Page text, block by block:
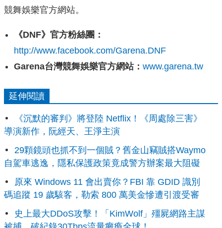
競舞娛樂官方網站。
《DNF》官方粉絲團：
http://www.facebook.com/Garena.DNF
Garena台灣競舞娛樂官方網站： www.garena.tw
延伸閱讀
《沉默的審判》將登陸 Netflix！《周處除三害》
導演新作，阮經天、王淨主演
29顆鏡頭也抓不到一個賊？舊金山竊賊搭Waymo
自駕車逃逸，隱私保護政策竟成警方辦案最大阻礙
原來 Windows 11 會出賣你？FBI 靠 GDID 識別
碼追蹤 19 歲駭客，勒索 800 萬美金慘遭引渡受審
史上最大DDoS攻擊！「KimWolf」殭屍網路主謀